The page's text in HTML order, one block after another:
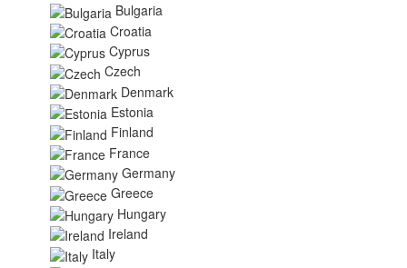
Bulgaria
Croatia
Cyprus
Czech
Denmark
Estonia
Finland
France
Germany
Greece
Hungary
Ireland
Italy